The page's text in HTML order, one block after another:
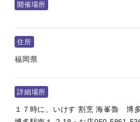
開催場所
住所
福岡県
詳細場所
１７時に、いけす 割烹 海峯魯 博